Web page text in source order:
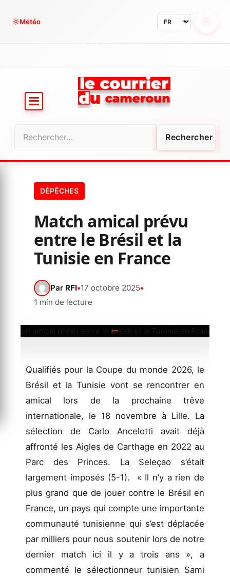
Météo
DÉPÊCHES
Match amical prévu
entre le Brésil et la
Tunisie en France
Par RFI•17 octobre 2025•
1 min de lecture
Qualifiés pour la Coupe du monde 2026, le
Brésil et la Tunisie vont se rencontrer en
amical lors de la prochaine trêve
internationale, le 18 novembre à Lille. La
sélection de Carlo Ancelotti avait déjà
affronté les Aigles de Carthage en 2022 au
Parc des Princes. La Seleçao s’était
largement imposés (5-1). « Il n’y a rien de
plus grand que de jouer contre le Brésil en
France, un pays qui compte une importante
communauté tunisienne qui s’est déplacée
par milliers pour nous soutenir lors de notre
dernier match ici il y a trois ans », a
commenté le sélectionneur tunisien Sami